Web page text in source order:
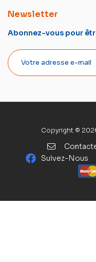
Newsletter
Abonnez-vous pour
Copyright ©
Suivez-Nous